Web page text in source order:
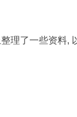
理了一些资料,